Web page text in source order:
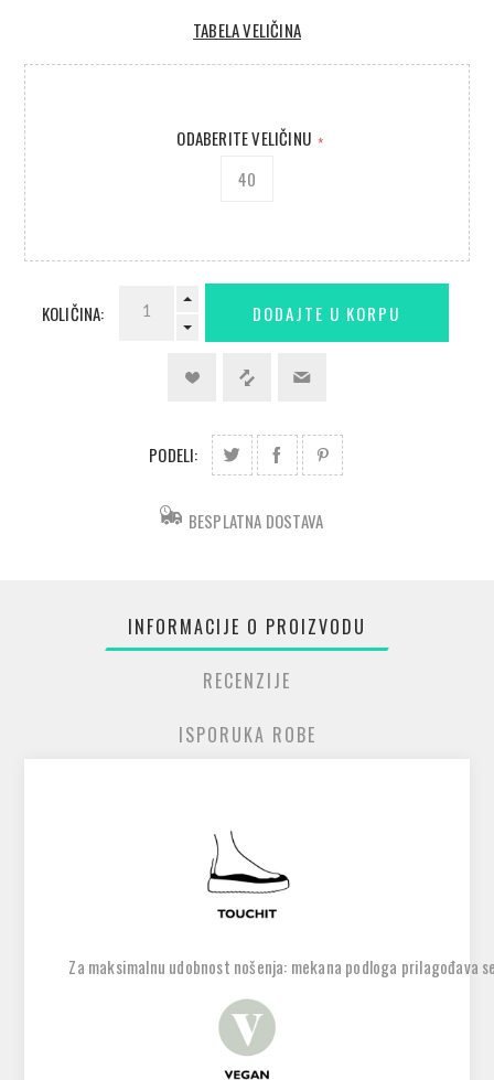
TABELA VELIČINA
ODABERITE VELIČINU *
40
KOLIČINA:
PODELI:
BESPLATNA DOSTAVA
INFORMACIJE O PROIZVODU
RECENZIJE
ISPORUKA ROBE
Za maksimalnu udobnost nošenja: mekana podloga prilagođava